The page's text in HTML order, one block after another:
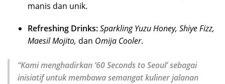
manis dan unik.
Refreshing Drinks:Sparkling Yuzu Honey, Shiye Fizz,
Maesil Mojito, dan Omija Cooler.
“Kami menghadirkan ’60 Seconds to Seoul’ sebagai
inisiatif untuk membawa semangat kuliner jalanan